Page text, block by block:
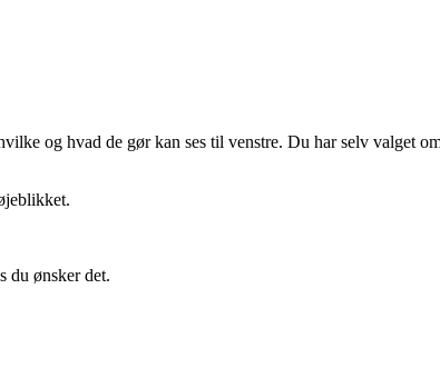
og hvad de gør kan ses til venstre. Du har selv valget
du ønsker det.